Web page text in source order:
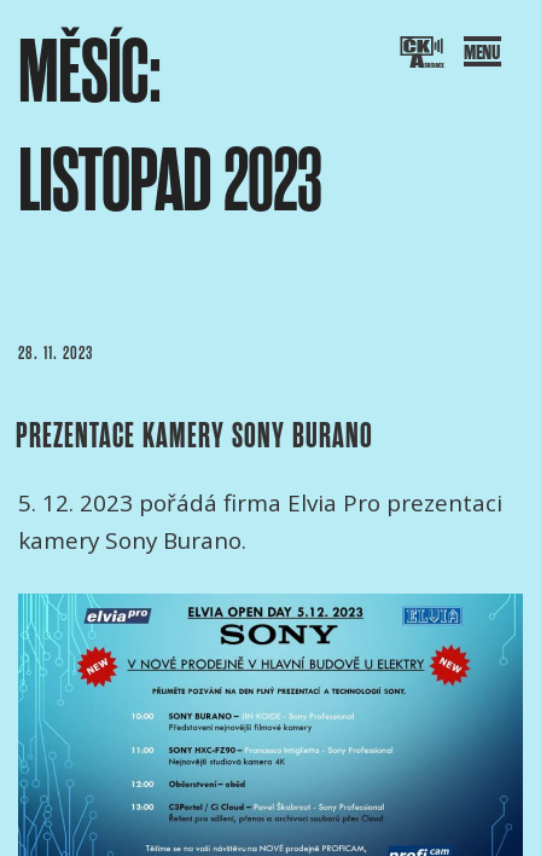
obsahu
ČESKÝCH KAMERAMANŮ
portál Asociace českých kameramanů
MĚSÍC:
LISTOPAD 2023
PUBLIKOVÁNO
28. 11. 2023
PREZENTACE KAMERY SONY BURANO
5. 12. 2023 pořádá firma Elvia Pro prezentaci
kamery Sony Burano.